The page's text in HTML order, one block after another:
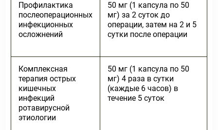
Профилактика
послеоперационных
инфекционных
осложнений
50 мг (1 капсула по 50
мг) за 2 суток до
операции, затем на 2 и 5
сутки после операции
Комплексная
терапия острых
кишечных
инфекций
ротавирусной
этиологии
50 мг (1 капсула по 50
мг) 4 раза в сутки
(каждые 6 часов) в
течение 5 суток